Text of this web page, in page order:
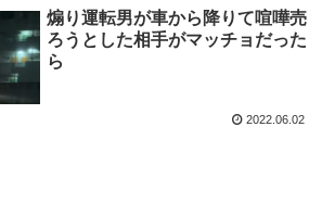
煽り運転男が車から降りて喧嘩売
ろうとした相手がマッチョだった
ら
2022.06.02